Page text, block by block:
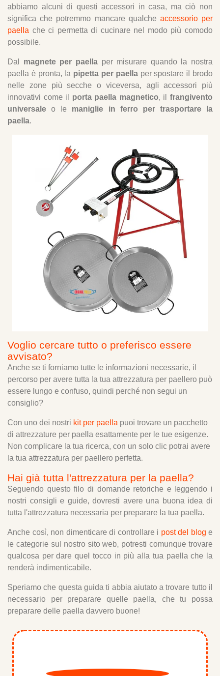
abbiamo alcuni di questi accessori in casa, ma ciò non
significa che potremmo mancare qualche accessorio per
paella che ci permetta di cucinare nel modo più comodo
possibile.
Dal magnete per paellaper misurare quando la nostra
paella è pronta, la pipetta per paellaper spostare il brodo
nelle zone più secche o viceversa, agli accessori più
innovativi come il porta paella magnetico, ilfrangivento
universale o le maniglie in ferro per trasportare la
paella.
Voglio cercare tutto o preferisco essere
avvisato?
Anche se ti forniamo tutte le informazioni necessarie, il
percorso per avere tutta la tua attrezzatura per paellero può
essere lungo e confuso, quindi perché non segui un
consiglio?
Con uno dei nostri kit per paella puoi trovare un pacchetto
di attrezzature per paella esattamente per le tue esigenze.
Non complicare la tua ricerca, con un solo clic potrai avere
la tua attrezzatura per paellero perfetta.
Hai già tutta l'attrezzatura per la paella?
Seguendo questo filo di domande retoriche e leggendo i
nostri consigli e guide, dovresti avere una buona idea di
tutta l'attrezzatura necessaria per preparare la tua paella.
Anche così, non dimenticare di controllare i post del blog e
le categorie sul nostro sito web, potresti comunque trovare
qualcosa per dare quel tocco in più alla tua paella che la
renderà indimenticabile.
Speriamo che questa guida ti abbia aiutato a trovare tutto il
necessario per preparare quelle paella, che tu possa
preparare delle paella davvero buone!